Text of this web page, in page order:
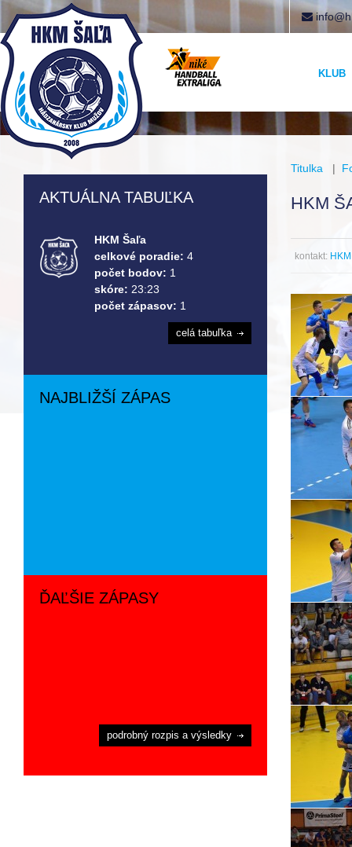
KLUB
Titulka |
HKM
kontakt:
AKTUÁLNA TABUĽKA
HKM Šaľa
celkové poradie: 4
počet bodov: 1
skóre: 23:23
počet zápasov: 1
celá tabuľka
NAJBLIŽŠÍ ZÁPAS
ĎAĽŠIE ZÁPASY
podrobný rozpis a výsledky